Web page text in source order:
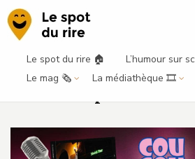
Le spot du rire 🏠
L’humour sur
Le mag 🗞️
La médiathèque 🎞️
I love Coucou Comedy